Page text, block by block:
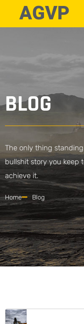
AGVP
BLOG
The only thing
bullshit story you keep
achieve it.
Home Blog